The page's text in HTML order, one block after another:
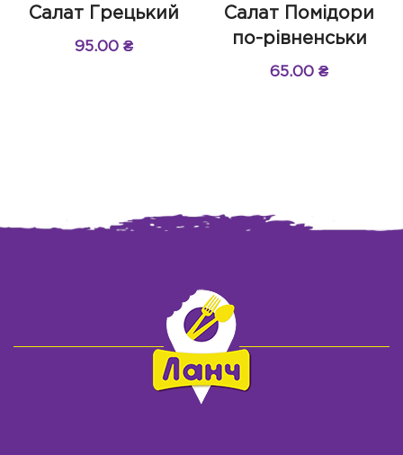
Салат Грецький
95.00 ₴
Салат Помідори
по-рівненськи
65.00₴